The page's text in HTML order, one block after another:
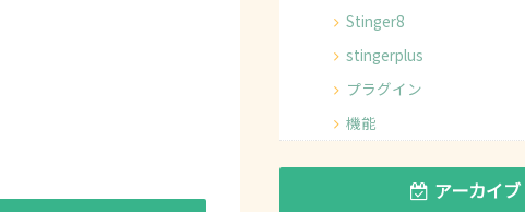
Stinger8
stingerplus
プラグイン
機能
アーカイブ